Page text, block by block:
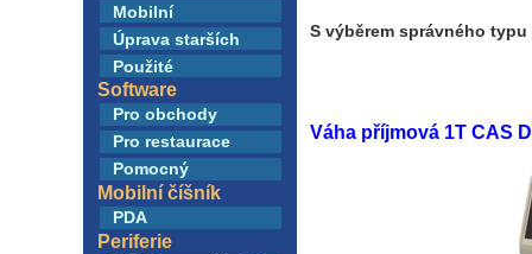
S výběrem správného
Váha příjmová 1T CAS
Mobilní
Úprava starších
Použité
Software
Pro obchody
Pro restaurace
Pomocný
Mobilní číšník
PDA
Periferie